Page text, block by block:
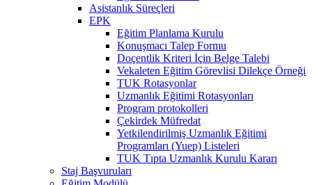
Asistanlık Süreçleri
EPK
Eğitim Planlama Kurulu
Konuşmacı Talep Formu
Doçentlik Kriteri İçin Belge Talebi
Vekaleten Eğitim Görevlisi Dilekçe Örneği
TUK Rotasyonlar
Uzmanlık Eğitimi Rotasyonları
Program protokolleri
Çekirdek Müfredat
Yetkilendirilmiş Uzmanlık Eğitimi
Programları (Yuep) Listeleri
TUK Tıpta Uzmanlık Kurulu Kararı
Staj Başvuruları